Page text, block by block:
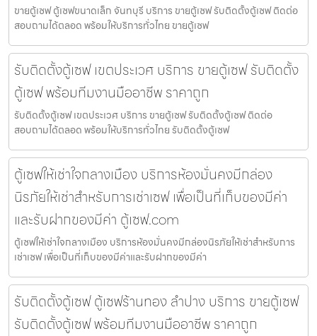
ขายตู้เซฟ ตู้เซฟขนาดเล็ก จันทบุรี บริการ ขายตู้เซฟ รับติดตั้งตู้เซฟ ติดต่อ
สอบถามได้ตลอด พร้อมให้บริการทั่วไทย ขายตู้เซฟ
รับติดตั้งตู้เซฟ เขตประเวศ บริการ ขายตู้เซฟ รับติดตั้ง
ตู้เซฟ พร้อมทีมงานมืออาชีพ ราคาถูก
รับติดตั้งตู้เซฟ เขตประเวศ บริการ ขายตู้เซฟ รับติดตั้งตู้เซฟ ติดต่อ
สอบถามได้ตลอด พร้อมให้บริการทั่วไทย รับติดตั้งตู้เซฟ
ตู้เซฟให้เช่าใจกลางเมือง บริการห้องมั่นคงมีกล่อง
นิรภัยให้เช่าสำหรับการเช่าเซฟ เพื่อเป็นที่เก็บของมีค่า
และรับฝากของมีค่า ตู้เซฟ.com
ตู้เซฟให้เช่าใจกลางเมือง บริการห้องมั่นคงมีกล่องนิรภัยให้เช่าสำหรับการ
เช่าเซฟ เพื่อเป็นที่เก็บของมีค่าและรับฝากของมีค่า
รับติดตั้งตู้เซฟ ตู้เซฟร้านทอง ลำปาง บริการ ขายตู้เซฟ
รับติดตั้งตู้เซฟ พร้อมทีมงานมืออาชีพ ราคาถูก